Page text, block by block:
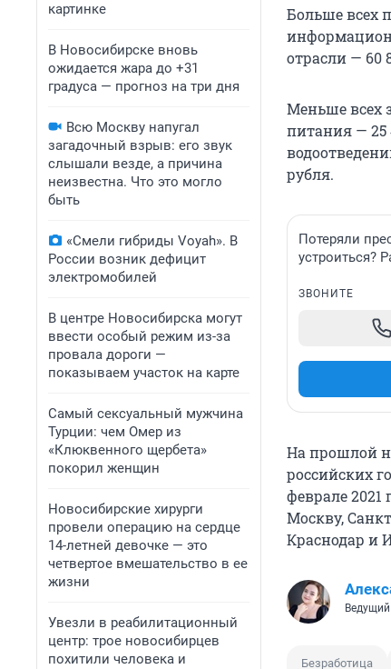
картинке
В Новосибирске вновь
ожидается жара до +31
градуса — прогноз на три дня
Всю Москву напугал
загадочный взрыв: его звук
слышали везде, а причина
неизвестна. Что это могло
быть
«Смели гибриды Voyah». В
России возник дефицит
электромобилей
В центре Новосибирска могут
ввести особый режим из-за
провала дороги —
показываем участок на карте
Самый сексуальный мужчина
Турции: чем Омер из
«Клюквенного щербета»
покорил женщин
Новосибирские хирурги
провели операцию на сердце
14-летней девочке — это
четвертое вмешательство в ее
жизни
Увезли в реабилитационный
центр: трое новосибирцев
похитили человека и
Больше всех
отрасли — 60
Меньше всех
питания — 25
рубля.
Потеряли
устроиться?
ЗВОНИТЕ
На прошлой
российских
феврале 2021
Москву,
Краснодар и
Безработица